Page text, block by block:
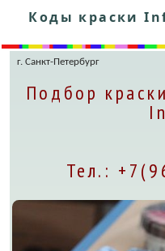
Коды краски
г. Санкт-Петербург
Подбор
Тел.: